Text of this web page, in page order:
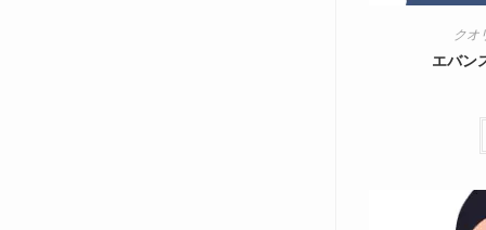
クオ
エバン